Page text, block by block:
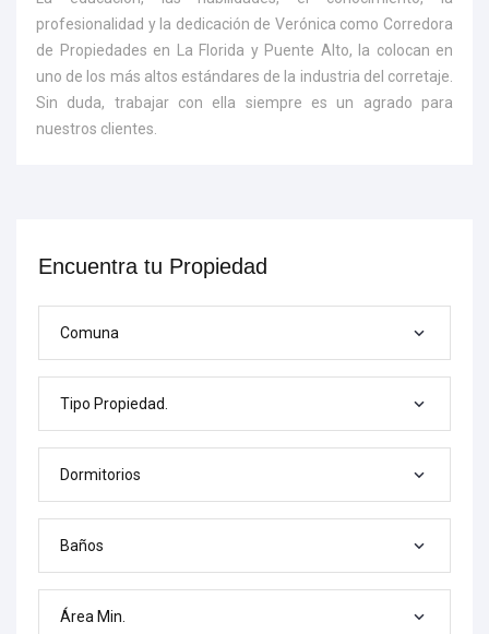
profesionalidad y la dedicación de Verónica como Corredora
de Propiedades en La Florida y Puente Alto, la colocan en
uno de los más altos estándares de la industria del corretaje.
Sin duda, trabajar con ella siempre es un agrado para
nuestros clientes.
Encuentra tu Propiedad
Comuna
Tipo Propiedad.
Dormitorios
Baños
Área Min.